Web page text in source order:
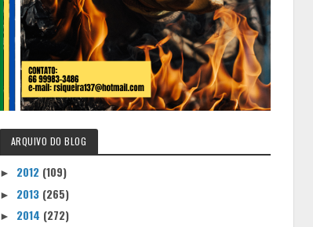
ARQUIVO DO BLOG
► 2012 (109)
► 2013 (265)
► 2014 (272)